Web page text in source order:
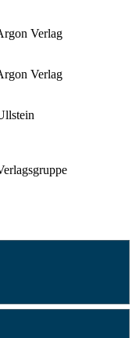
Verlag
Verlag